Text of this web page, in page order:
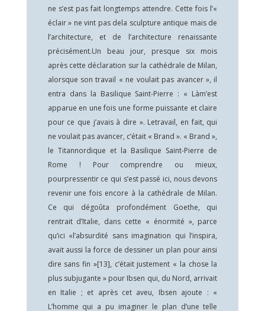
ne s’est pas fait longtemps attendre. Cette fois l’«
éclair » ne vint pas dela sculpture antique mais de
l’architecture, et de l’architecture renaissante
précisément.Un beau jour, presque six mois
après cette déclaration sur la cathédrale de Milan,
alorsque son travail « ne voulait pas avancer », il
entra dans la Basilique Saint-Pierre : « Làm’est
apparue en une fois une forme puissante et claire
pour ce que j’avais à dire ». Letravail, en fait, qui
ne voulait pas avancer, c’était « Brand ». « Brand »,
le Titannordique et la Basilique Saint-Pierre de
Rome ! Pour comprendre ou mieux,
pourpressentir ce qui s’est passé ici, nous devons
revenir une fois encore à la cathédrale de Milan.
Ce qui dégoûta profondément Goethe, qui
rentrait d’Italie, dans cette « énormité », parce
qu’ici «l’absurdité sans imagination qui l’inspira,
avait aussi la force de dessiner un plan pour ainsi
dire sans fin »[13], c’était justement « la chose la
plus subjugante » pour Ibsen qui, du Nord, arrivait
en Italie ; et après cet aveu, Ibsen ajoute : «
L’homme qui a pu imaginer le plan d’une telle